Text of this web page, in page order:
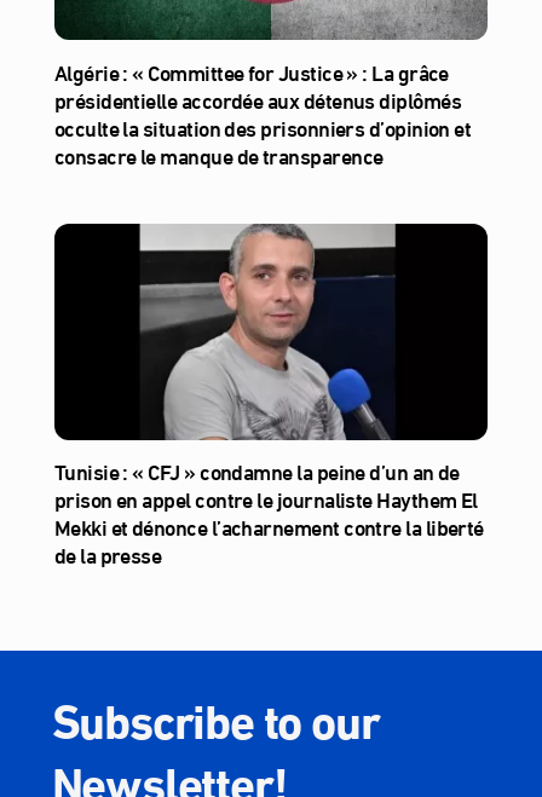
Algérie : « Committee for Justice » : La grâce
présidentielle accordée aux détenus diplômés
occulte la situation des prisonniers d’opinion et
consacre le manque de transparence
Tunisie : « CFJ » condamne la peine d’un an de
prison en appel contre le journaliste Haythem El
Mekki et dénonce l’acharnement contre la liberté
de la presse
Subscribe to our
Newsletter!